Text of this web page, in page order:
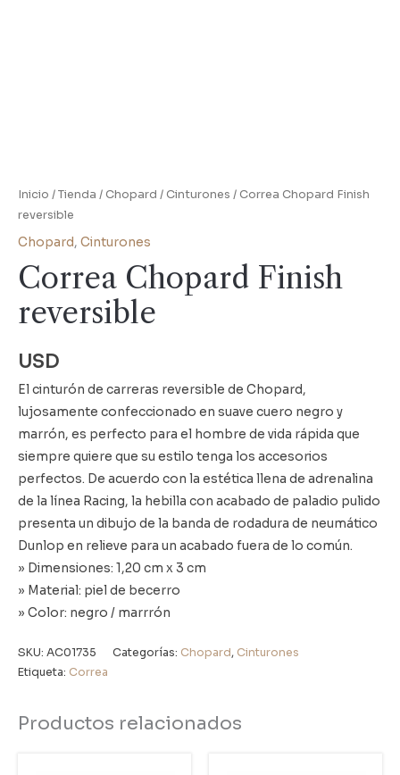
Inicio /Tienda / Chopard / Cinturones / Correa Chopard Finish
reversible
Chopard, Cinturones
Correa Chopard Finish
reversible
USD
El cinturón de carreras reversible de Chopard,
lujosamente confeccionado en suave cuero negro y
marrón, es perfecto para el hombre de vida rápida que
siempre quiere que su estilo tenga los accesorios
perfectos. De acuerdo con la estética llena de adrenalina
de la línea Racing, la hebilla con acabado de paladio pulido
presenta un dibujo de la banda de rodadura de neumático
Dunlop en relieve para un acabado fuera de lo común.
» Dimensiones: 1,20 cm x 3 cm
» Material: piel de becerro
» Color: negro / marrrón
SKU: AC01735 Categorías: Chopard, Cinturones
Etiqueta: Correa
Productos relacionados